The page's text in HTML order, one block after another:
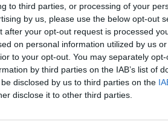
to third parties, or processing of your
by us, please use the below opt-out
after your opt-out request is processed
on personal information utilized by us
to your opt-out. You may separately
by third parties on the IAB’s list of
disclosed by us to third parties on the
disclose it to other third parties.
/ LTR
€ 7,90
MEHRWEG
/ LTR
€ 6,90
EINWEG